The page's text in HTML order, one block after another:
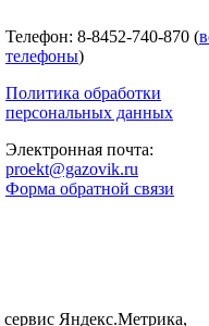
Телефон: 8-8452-740-870 (
телефоны)
Политика обработки
персональных данных
Электронная почта:
proekt@gazovik.ru
Форма обратной связи
Яндекс.Метрика,